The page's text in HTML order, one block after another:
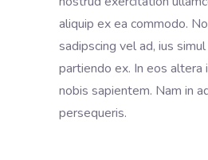
aliquip ex ea commodo.
sadipscing vel ad, ius simul
partiendo ex. In eos altera
nobis sapientem. Nam in
persequeris.